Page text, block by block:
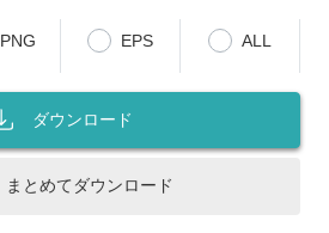
PNG EPS ALL
ダウンロード
まとめてダウンロード